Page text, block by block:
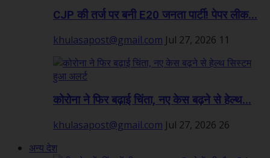
CJP की तर्ज पर बनी E20 जनता पार्टी! पेपर लीक...
khulasapost@gmail.com Jul 27, 2026 11
कोरोना ने फिर बढ़ाई चिंता, नए केस बढ़ने से हेल्थ...
khulasapost@gmail.com Jul 27, 2026 26
अन्य देश